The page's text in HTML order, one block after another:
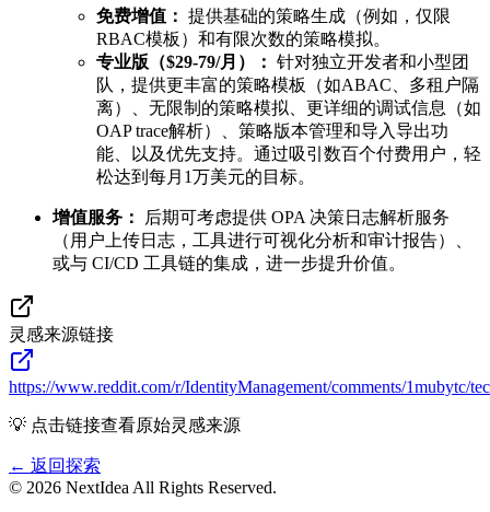
免费增值： 提供基础的策略生成（例如，仅限
RBAC模板）和有限次数的策略模拟。
专业版（$29-79/月）： 针对独立开发者和小型团
队，提供更丰富的策略模板（如ABAC、多租户隔
离）、无限制的策略模拟、更详细的调试信息（如
OAP trace解析）、策略版本管理和导入导出功
能、以及优先支持。通过吸引数百个付费用户，轻
松达到每月1万美元的目标。
增值服务：
后期可考虑提供 OPA 决策日志解析服务
（用户上传日志，工具进行可视化分析和审计报告）、
或与 CI/CD 工具链的集成，进一步提升价值。
灵感来源链接
https://www.reddit.com/r/IdentityManagement/comments/1mubytc/
💡 点击链接查看原始灵感来源
← 返回探索
© 2026 NextIdea All Rights Reserved.